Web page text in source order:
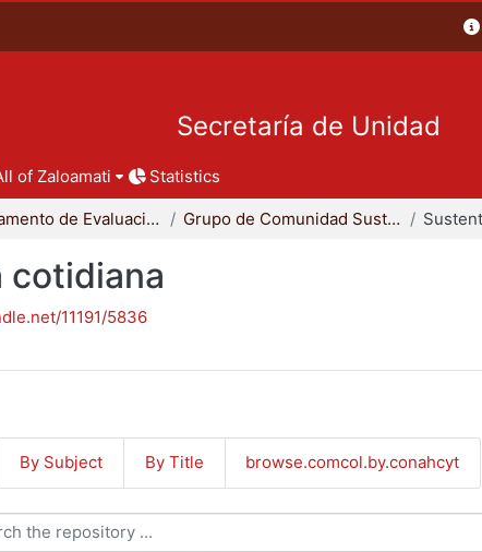
Secretaría de Unidad
of Zaloamati Statistics
Departamento de Evaluación del Diseño en el Tiempo Grupo de Comunidad Sustentable
cotidiana
11191/5836
By Subject By Title browse.comcol.by.conahcyt